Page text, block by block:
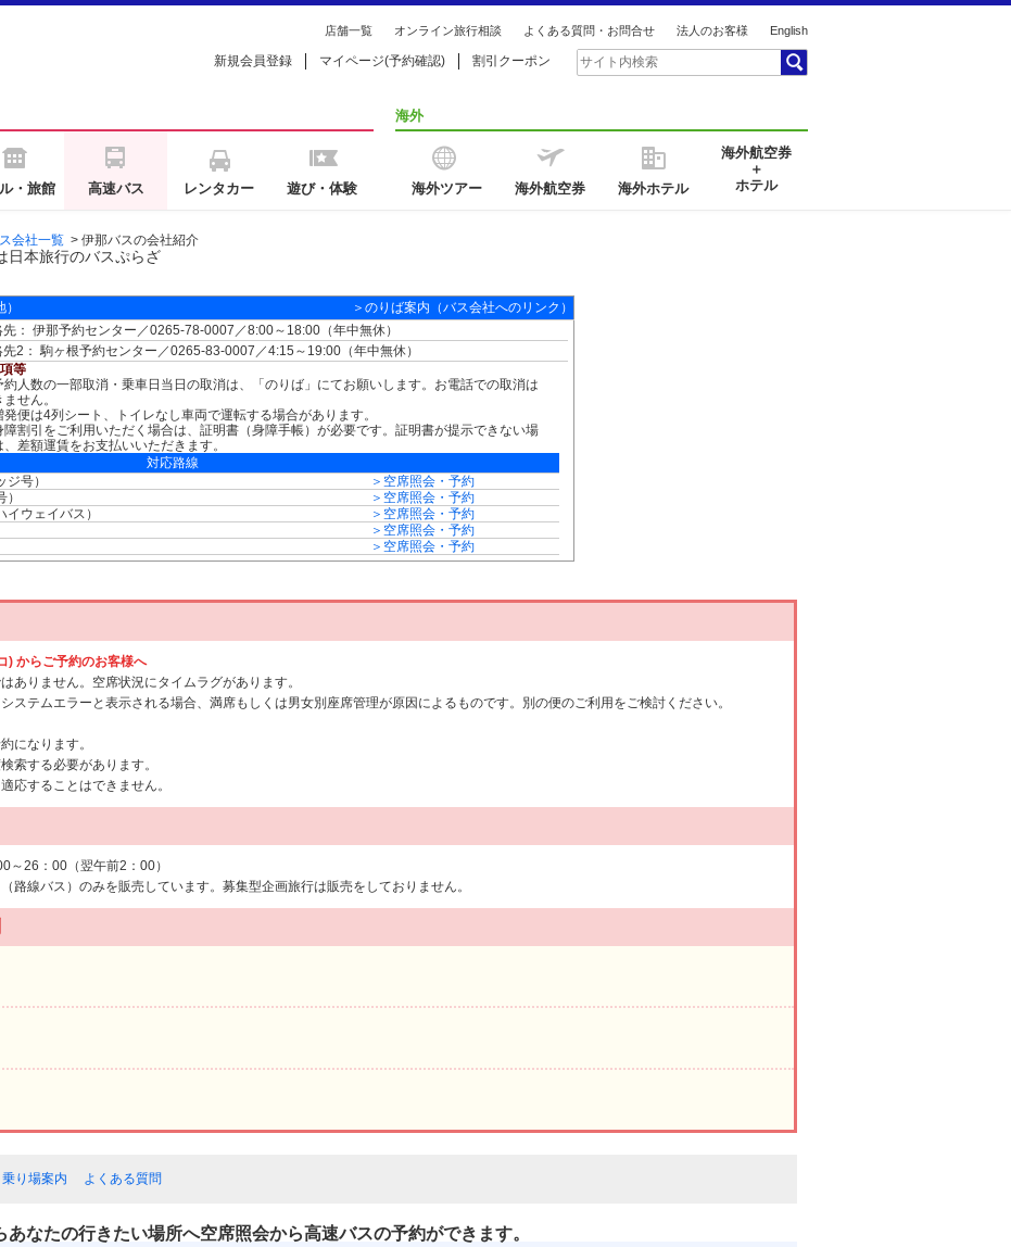
店舗一覧 オンライン旅行相談 よくある質問・お問合せ 法人のお客様 English
新規会員登録 マイページ(予約確認) 割引クーポン
・旅館 高速バス レンタカー 遊び・体験
海外
海外ツアー 海外航空券 海外ホテル
海外航空券
＋
ホテル
会社一覧 > 伊那バスの会社紹介
日本旅行のバスぷらざ
＞のりば案内（バス会社へのリンク）
： 伊那予約センター／0265-78-0007／8:00～18:00（年中無休）
2： 駒ヶ根予約センター／0265-83-0007／4:15～19:00（年中無休）
等
約人数の一部取消・乗車日当日の取消は、「のりば」にてお願いします。お電話での取消は
せん。
発便は4列シート、トイレなし車両で運転する場合があります。
障割引をご利用いただく場合は、証明書（身障手帳）が必要です。証明書が提示できない場
、差額運賃をお支払いいただきます。
対応路線
号）
＞空席照会・予約
＞空席照会・予約
イウェイバス）
＞空席照会・予約
＞空席照会・予約
＞空席照会・予約
) からご予約のお客様へ
ありません。空席状況にタイムラグがあります。
ステムエラーと表示される場合、満席もしくは男女別座席管理が原因によるものです。別の便のご利用をご検討ください。
になります。
索する必要があります。
応することはできません。
～26：00（翌午前2：00）
路線バス）のみを販売しています。募集型企画旅行は販売をしておりません。
乗り場案内 よくある質問
あなたの行きたい場所へ空席照会から高速バスの予約ができます。